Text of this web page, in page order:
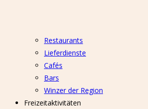
Restaurants
Lieferdienste
Cafés
Bars
Winzer der Region
Freizeitaktivitäten